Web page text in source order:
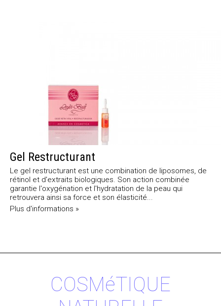
Gel Restructurant
Le gel restructurant est une combination de liposomes, de
rétinol et d'extraits biologiques. Son action combinée
garantie l'oxygénation et l'hydratation de la peau qui
retrouvera ainsi sa force et son élasticité...
Plus d'informations »
COSMéTIQUE